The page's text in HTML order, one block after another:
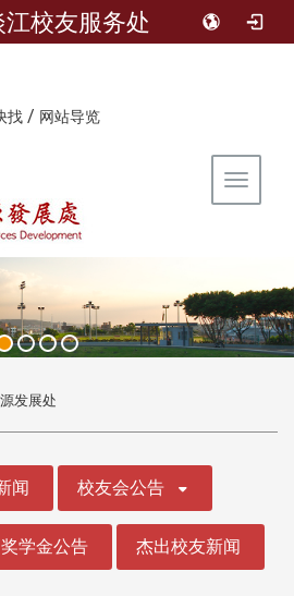
江校友服务处
找 / 网站导览
Toggle
发展处
闻 校友会公告
奖学金公告 杰出校友新闻